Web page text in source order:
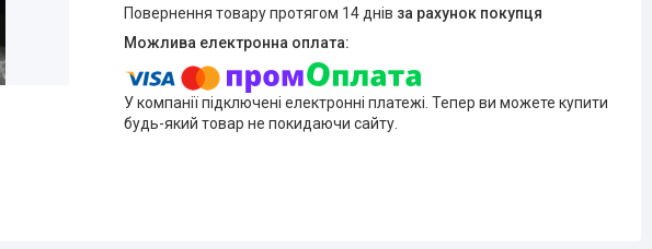
повернення товару протягом 14 днів за рахунок покупця
У компанії підключені електронні платежі. Тепер ви можете купити
будь-який товар не покидаючи сайту.